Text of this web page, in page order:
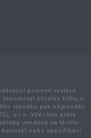
povinen vystavit
přijatou tržbu u
výpadku pak nejpozději
s.r.o. Všechna práva
uvedená na těchto
kontrakt nebo specifikaci.